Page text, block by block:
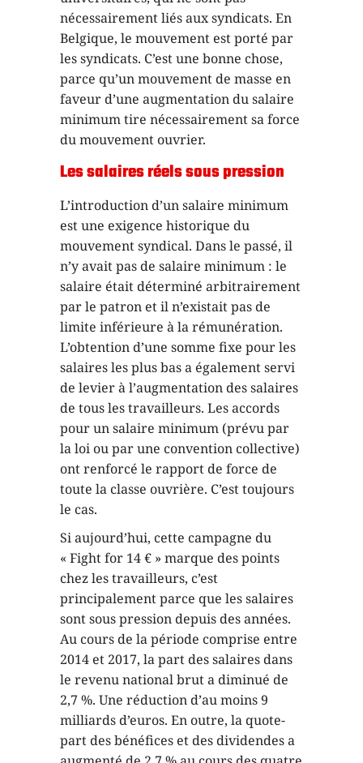
nécessairement liés aux syndicats. En
Belgique, le mouvement est porté par
les syndicats. C’est une bonne chose,
parce qu’un mouvement de masse en
faveur d’une augmentation du salaire
minimum tire nécessairement sa force
du mouvement ouvrier.
Les salaires réels sous pression
L’introduction d’un salaire minimum
est une exigence historique du
mouvement syndical. Dans le passé, il
n’y avait pas de salaire minimum : le
salaire était déterminé arbitrairement
par le patron et il n’existait pas de
limite inférieure à la rémunération.
L’obtention d’une somme fixe pour les
salaires les plus bas a également servi
de levier à l’augmentation des salaires
de tous les travailleurs. Les accords
pour un salaire minimum (prévu par
la loi ou par une convention collective)
ont renforcé le rapport de force de
toute la classe ouvrière. C’est toujours
le cas.
Si aujourd’hui, cette campagne du
« Fight for 14 € » marque des points
chez les travailleurs, c’est
principalement parce que les salaires
sont sous pression depuis des années.
Au cours de la période comprise entre
2014 et 2017, la part des salaires dans
le revenu national brut a diminué de
2,7 %. Une réduction d’au moins 9
milliards d’euros. En outre, la quote-
part des bénéfices et des dividendes a